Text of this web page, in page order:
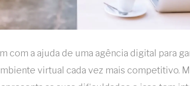
com a ajuda de uma agência digital para
virtual cada vez mais competitivo.